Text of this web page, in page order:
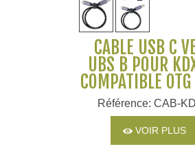
CÂBLE USB C
UBS B POUR
COMPATIBLE
Référence: CAB-
VOIR PLUS